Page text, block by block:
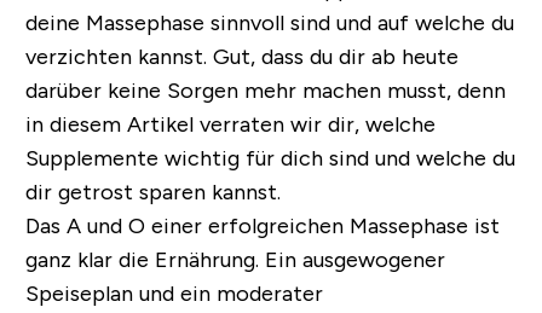
deine Massephase sinnvoll sind und auf welche du
verzichten kannst. Gut, dass du dir ab heute
darüber keine Sorgen mehr machen musst, denn
in diesem Artikel verraten wir dir, welche
Supplemente wichtig für dich sind und welche du
dir getrost sparen kannst.
Das A und O einer erfolgreichen Massephase ist
ganz klar die Ernährung. Ein ausgewogener
Speiseplan und ein moderater